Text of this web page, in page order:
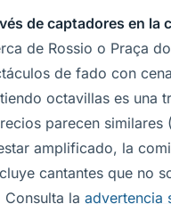
de captadores en la
de Rossio o Praça
de fado con
octavillas es una
parecen
amplificado, la
cantantes que no
la advertencia